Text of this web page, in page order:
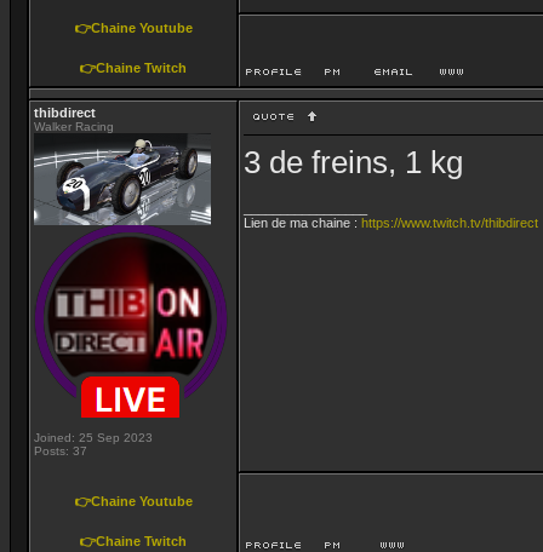
👉Chaine Youtube
👉Chaine Twitch
thibdirect
Walker Racing
Joined: 25 Sep 2023
Posts: 37
👉Chaine Youtube
👉Chaine Twitch
3 de freins, 1 kg
Lien de ma chaine : https://www.twitch.tv/thibdirect